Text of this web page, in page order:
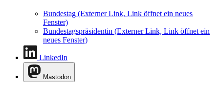
Bundestag (Externer Link, Link öffnet ein neues
Fenster)
Bundestagspräsidentin (Externer Link, Link öffnet ein
neues Fenster)
LinkedIn
Mastodon